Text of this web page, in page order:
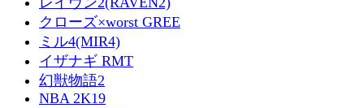
クローズ×worst GREE
ミル4(MIR4)
イザナギ RMT
幻獣物語2
NBA 2K19